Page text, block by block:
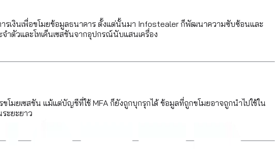
รเงินเพื่อขโมยข้อมูลธนาคาร ตั้งแต่นั้นมา Infostealer ก็พัฒนาความซับซ้อนและ
ำตัวและโทเค็นเซสชันจากอุปกรณ์นับแสนเครื่อง
มยเซสชัน แม้แต่บัญชีที่ใช้ MFA ก็ยังถูกบุกรุกได้ ข้อมูลที่ถูกขโมยอาจถูกนำไปใช้ใน
ะยะยาว